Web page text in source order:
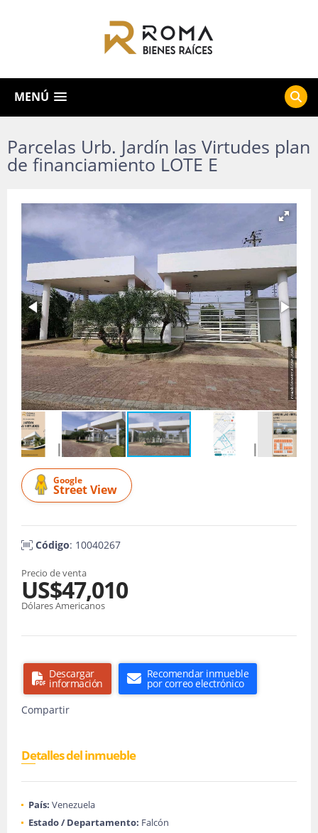
MENÚ
Parcelas Urb. Jardín las Virtudes plan
de financiamiento LOTE E
Google
Street View
Código: 10040267
Precio de venta
US$47,010
Dólares Americanos
Descargar
información
Recomendar inmueble
por correo electrónico
Compartir
Detalles del inmueble
País: Venezuela
Estado / Departamento: Falcón